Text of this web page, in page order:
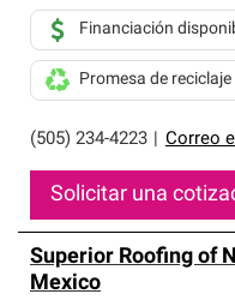
(505) 234-4223 Correo
Financiación
Promesa de
Solicitar una
Superior Roofing of
Mexico